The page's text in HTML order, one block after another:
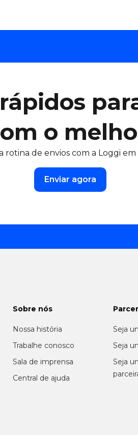
o
rotina de envios com a Loggi
Enviar agora
Sobre nós
Nossa história
Trabalhe conosco
Sala de imprensa
Central de ajuda
Seja
Seja
Seja